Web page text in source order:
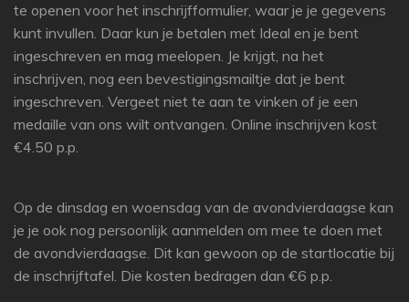
te openen voor het inschrijfformulier, waar je je gegevens
kunt invullen. Daar kun je betalen met Ideal en je bent
ingeschreven en mag meelopen. Je krijgt, na het
inschrijven, nog een bevestigingsmailtje dat je bent
ingeschreven. Vergeet niet te aan te vinken of je een
medaille van ons wilt ontvangen. Online inschrijven kost
€4.50 p.p.
Op de dinsdag en woensdag van de avondvierdaagse kan
je je ook nog persoonlijk aanmelden om mee te doen met
de avondvierdaagse. Dit kan gewoon op de startlocatie bij
de inschrijftafel. Die kosten bedragen dan €6 p.p.